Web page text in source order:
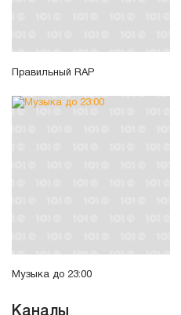
Правильный RAP
Музыка до 23:00
Каналы